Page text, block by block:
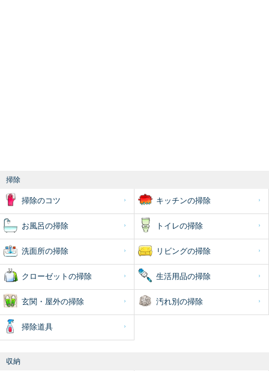
掃除
掃除のコツ キッチンの掃除
お風呂の掃除 トイレの掃除
洗面所の掃除 リビングの掃除
クローゼットの掃除 生活用品の掃除
玄関・屋外の掃除 汚れ別の掃除
掃除道具
収納